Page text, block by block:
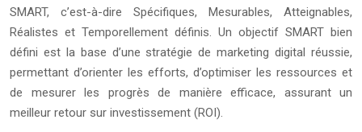
SMART, c’est-à-dire Spécifiques, Mesurables, Atteignables,
Réalistes et Temporellement définis. Un objectif SMART bien
défini est la base d’une stratégie de marketing digital réussie,
permettant d’orienter les efforts, d’optimiser les ressources et
de mesurer les progrès de manière efficace, assurant un
meilleur retour sur investissement (ROI).